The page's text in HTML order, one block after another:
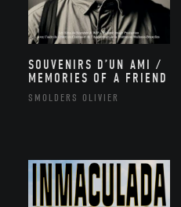
SOUVENIRS D’UN AMI /
MEMORIES OF A FRIEND
SMOLDERS OLIVIER